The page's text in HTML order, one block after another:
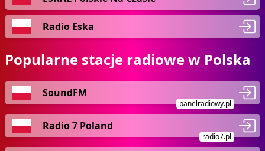
Radio Eska
Popularne stacje radiowe w Polska
SoundFM
panelradiowy.pl
Radio 7 Poland
radio7.pl